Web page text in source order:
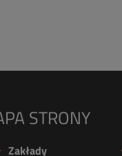
STRONY
Zakłady